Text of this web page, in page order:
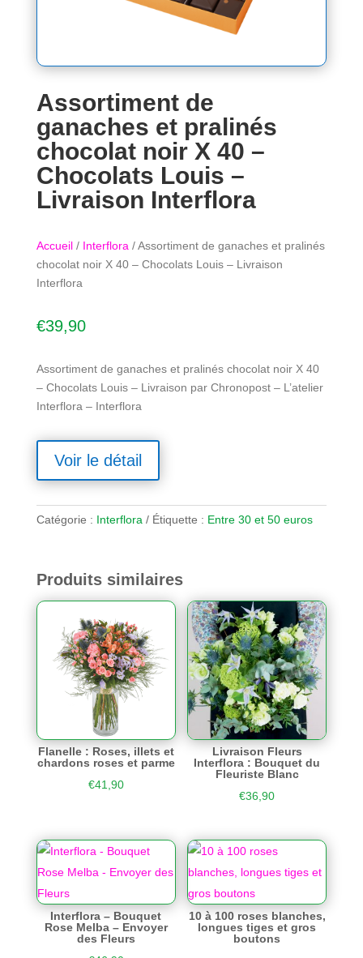
Assortiment de
ganaches et pralinés
chocolat noir X 40 –
Chocolats Louis –
Livraison Interflora
Accueil/ Interflora / Assortiment de ganaches et pralinés
chocolat noir X 40 – Chocolats Louis – Livraison
Interflora
€39,90
Assortiment de ganaches et pralinés chocolat noir X 40
– Chocolats Louis – Livraison par Chronopost – L’atelier
Interflora – Interflora
Voir le détail
Catégorie : Interflora Étiquette : Entre 30 et 50 euros
Produits similaires
Flanelle : Roses, illets et
chardons roses et parme
€41,90
Livraison Fleurs
Interflora : Bouquet du
Fleuriste Blanc
€36,90
Interflora – Bouquet
Rose Melba – Envoyer
des Fleurs
10 à 100 roses blanches,
longues tiges et gros
boutons